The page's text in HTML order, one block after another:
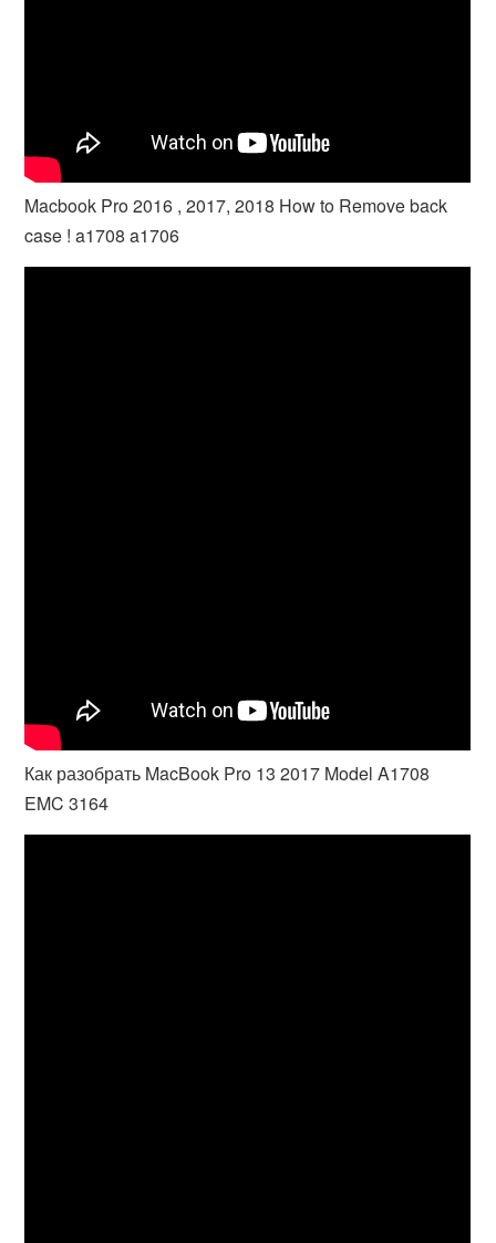
Macbook Pro 2016 , 2017, 2018 How to Remove back
case ! a1708 a1706
Как разобрать MacBook Pro 13 2017 Model A1708
EMC 3164